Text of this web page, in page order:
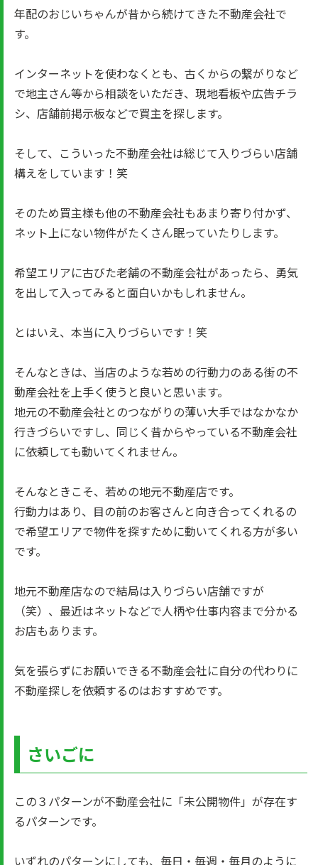
年配のおじいちゃんが昔から続けてきた不動産会社で
す。
インターネットを使わなくとも、古くからの繋がりなど
で地主さん等から相談をいただき、現地看板や広告チラ
シ、店舗前掲示板などで買主を探します。
そして、こういった不動産会社は総じて入りづらい店舗
構えをしています！笑
そのため買主様も他の不動産会社もあまり寄り付かず、
ネット上にない物件がたくさん眠っていたりします。
希望エリアに古びた老舗の不動産会社があったら、勇気
を出して入ってみると面白いかもしれません。
とはいえ、本当に入りづらいです！笑
そんなときは、当店のような若めの行動力のある街の不
動産会社を上手く使うと良いと思います。
地元の不動産会社とのつながりの薄い大手ではなかなか
行きづらいですし、同じく昔からやっている不動産会社
に依頼しても動いてくれません。
そんなときこそ、若めの地元不動産店です。
行動力はあり、目の前のお客さんと向き合ってくれるの
で希望エリアで物件を探すために動いてくれる方が多い
です。
地元不動産店なので結局は入りづらい店舗ですが
（笑）、最近はネットなどで人柄や仕事内容まで分かる
お店もあります。
気を張らずにお願いできる不動産会社に自分の代わりに
不動産探しを依頼するのはおすすめです。
さいごに
この３パターンが不動産会社に「未公開物件」が存在す
るパターンです。
いずれのパターンにしても、毎日・毎週・毎月のように